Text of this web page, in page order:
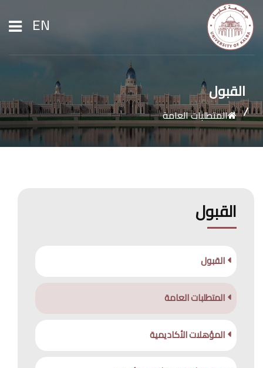
EN
عن الجامعة
الحياة الجامعية
القبول
المتطلبات العامة
القبول
القبول
المتطلبات العامة
المؤهلات الأكاديمية